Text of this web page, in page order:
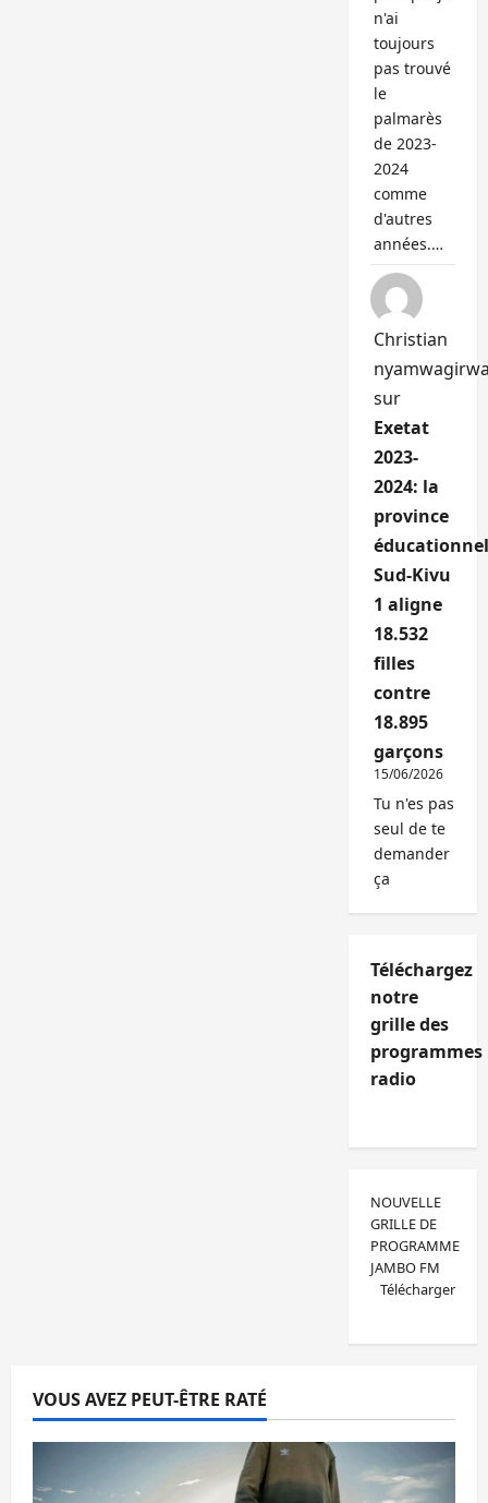
n'ai
toujours
pas trouvé
le
palmarès
de 2023-
2024
comme
d'autres
années.…
Christian
sur
Exetat
2023-
2024: la
province
Sud-Kivu
1 aligne
18.532
filles
contre
18.895
garçons
15/06/2026
Tu n'es pas
seul de te
demander
ça
Téléchargez
notre
grille des
programmes
radio
NOUVELLE
GRILLE DE
PROGRAMME
JAMBO FM
Télécharger
VOUS AVEZ PEUT-ÊTRE RATÉ